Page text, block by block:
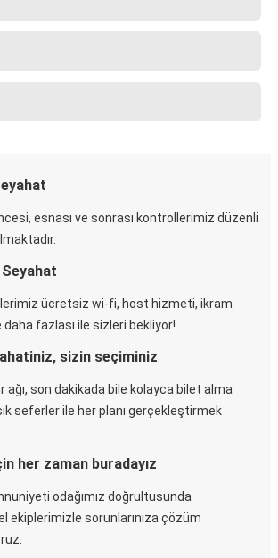
esnası ve sonrası kontrollerimiz düzenli
ücretsiz wi-fi, host hizmeti, ikram
fazlası ile sizleri bekliyor!
sizin seçiminiz
ağı, son dakikada bile kolayca bilet alma
seferler ile her planı gerçekleştirmek
her zaman buradayız
odağımız doğrultusunda
ekiplerimizle sorunlarınıza çözüm